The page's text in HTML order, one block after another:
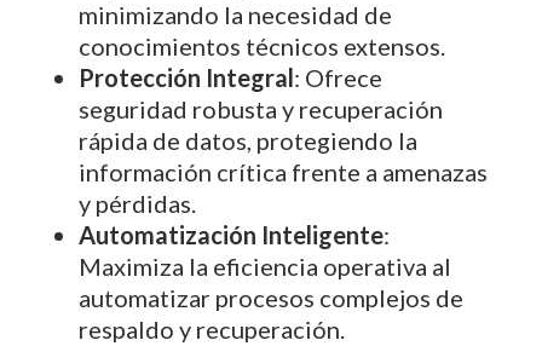
minimizando la necesidad de
conocimientos técnicos extensos.
Protección Integral: Ofrece
seguridad robusta y recuperación
rápida de datos, protegiendo la
información crítica frente a amenazas
y pérdidas.
Automatización Inteligente:
Maximiza la eficiencia operativa al
automatizar procesos complejos de
respaldo y recuperación.